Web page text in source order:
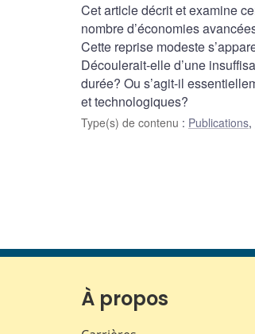
Cet article décrit et examine
nombre d’économies
Cette reprise modeste
Découlerait-elle d’une
durée? Ou s’agit-il
et technologiques?
Type(s) de contenu : Publications,
À propos